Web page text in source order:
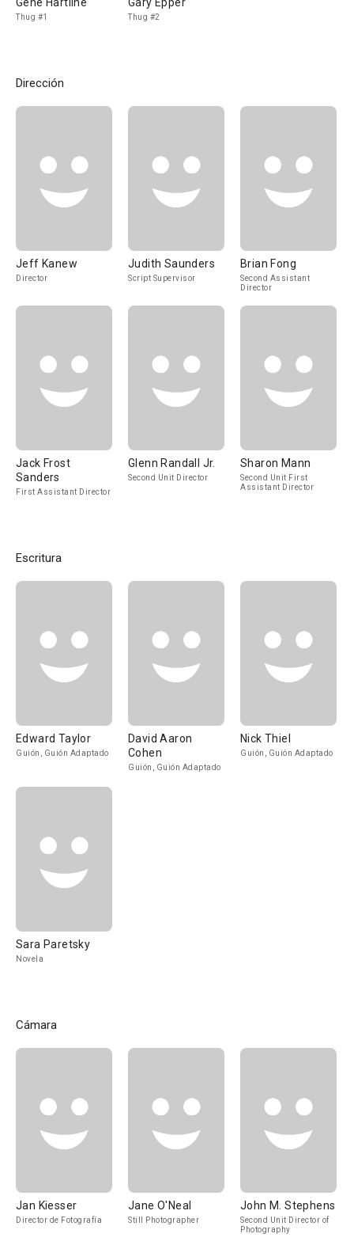
Thug #1 Thug #2
Dirección
Jeff Kanew
Director
Judith Saunders
Script Supervisor
Brian Fong
Second Assistant
Director
Jack Frost
Sanders
First Assistant Director
Glenn Randall Jr.
Second Unit Director
Sharon Mann
Second Unit First
Assistant Director
Escritura
Edward Taylor
Guión, Guión Adaptado
David Aaron
Cohen
Guión, Guión Adaptado
Nick Thiel
Guión, Guión Adaptado
Sara Paretsky
Novela
Cámara
Jan Kiesser
Director de Fotografía
Jane O'Neal
Still Photographer
John M. Stephens
Second Unit Director of
Photography